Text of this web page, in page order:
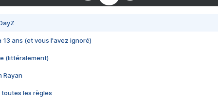
13 ans (et vous l'avez ignoré)
(littéralement)
Rayan
toutes les règles